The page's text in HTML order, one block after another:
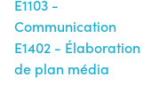
E1103 -
Communication
E1402 - Élaboration
de plan média